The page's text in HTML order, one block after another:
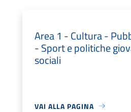
Area 1 - Cultura -
- Sport e politiche
sociali
VAI ALLA PAGINA